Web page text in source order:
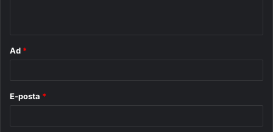
Ad *
E-posta *